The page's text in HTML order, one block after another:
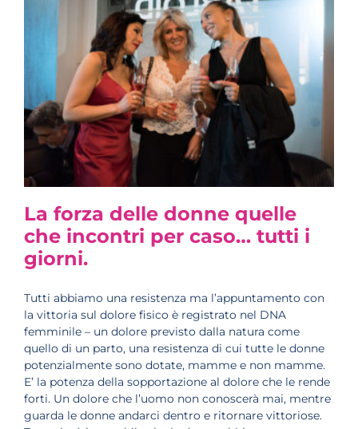
La forza delle donne quelle
che incontri per caso… tutti i
giorni.
Tutti abbiamo una resistenza ma l’appuntamento con
la vittoria sul dolore fisico è registrato nel DNA
femminile – un dolore previsto dalla natura come
quello di un parto, una resistenza di cui tutte le donne
potenzialmente sono dotate, mamme e non mamme.
E’ la potenza della sopportazione al dolore che le rende
forti. Un dolore che l’uomo non conoscerà mai, mentre
guarda le donne andarci dentro e ritornare vittoriose.